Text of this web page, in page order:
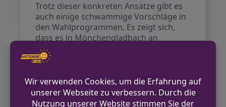
Trotz dieser konkreten Ansätze gibt es
auch einige schwammige Vorschläge in
den Wahlprogrammen. Es zeigt sich,
dass es in Mönchengladbach an
mehreren Schrauben gedreht werden
muss, um nachhaltige Verbesserungen
nicht nur entscheidend für
arbeitsplätze, sondern auch für die
finanzielle Stabilität der Stadt.